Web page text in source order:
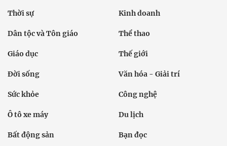
Thời sự Kinh doanh
Dân tộc và Tôn giáo Thể thao
Giáo dục Thế giới
Đời sống Văn hóa - Giải trí
Sức khỏe Công nghệ
Ô tô xe máy Du lịch
Bất động sản Bạn đọc